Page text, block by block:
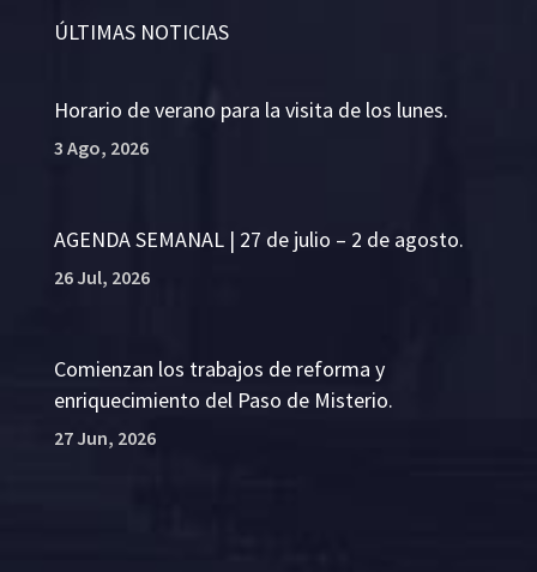
ÚLTIMAS NOTICIAS
Horario de verano para la visita de los lunes.
3 Ago, 2026
AGENDA SEMANAL | 27 de julio – 2 de agosto.
26 Jul, 2026
Comienzan los trabajos de reforma y
enriquecimiento del Paso de Misterio.
27 Jun, 2026